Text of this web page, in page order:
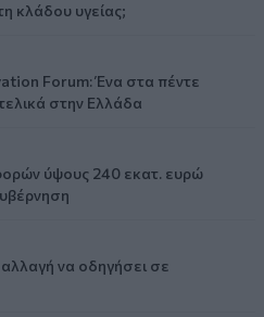
κλάδου υγείας;
Forum: Ένα στα πέντε
στην Ελλάδα
ύψους 240 εκατ. ευρώ
να οδηγήσει σε